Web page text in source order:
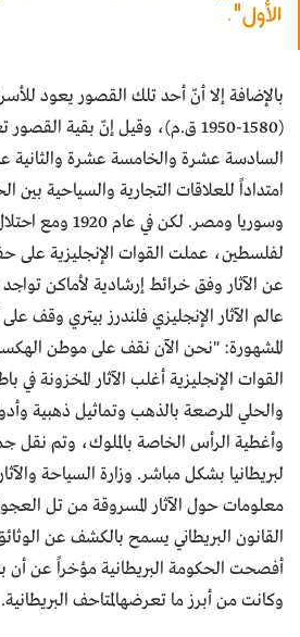
الأول".
بالإضافة إلا أنّ أحد تلك القصور يعود
(1580-1950 ق.م)، وقيل إنّ بقية
السادسة عشرة والخامسة عشرة والثانية
امتداداً للعلاقات التجارية والسياحية
وسوريا ومصر. لكن
لفلسطين، عملت القوات الإنجليزية على
عن الآثار وفق خرائط إرشادية لأماكن تواجد
عالم الآثار الإنجليزي فلندرز بيتري وقف
المشهورة: "نحن الآن نقف على موطن
القوات الإنجليزية أغلب الآثار المخزونة في
والحلي المرصعة بالذهب وتماثيل ذهبية
وأغطية الرأس الخاصة بالملوك، وتم نقل
لبريطانيا بشكل مباشر. وزارة السياحة
معلومات حول الآثار المسروقة من تل
القانون البريطاني يسمح بالكشف عن
أفصحت الحكومة البريطانية مؤخراً عن أن
وكانت من أبرز ما تعرضهالمتاحف البريطانية.